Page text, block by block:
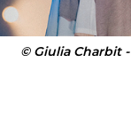
© Giulia Charbit